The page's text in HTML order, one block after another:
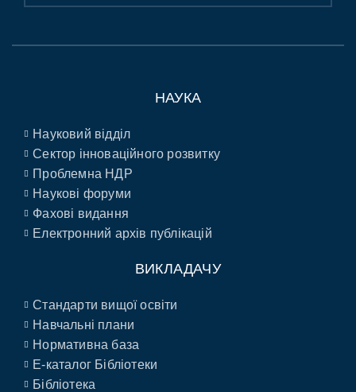
НАУКА
Науковий відділ
Сектор інноваційного розвитку
Проблемна НДР
Наукові форуми
Фахові видання
Електронний архів публікацій
ВИКЛАДАЧУ
Стандарти вищої освіти
Навчальні плани
Нормативна база
E-каталог Бібліотеки
Бібліотека